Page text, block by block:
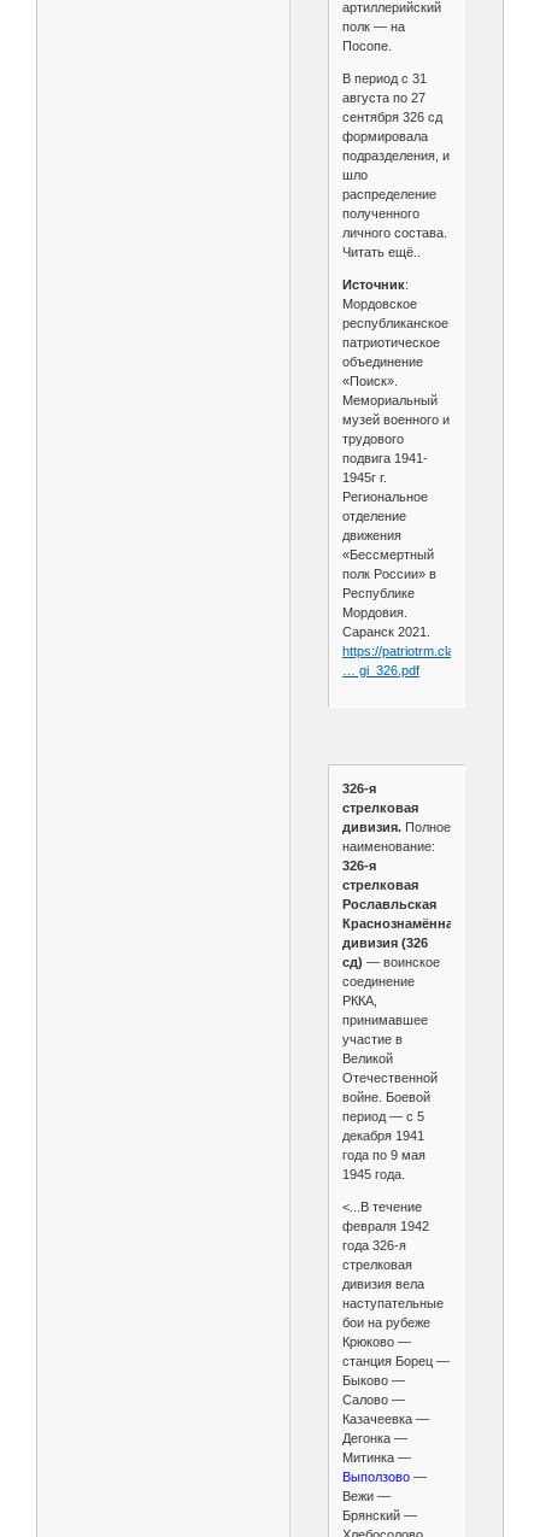
артиллерийский
полк — на
Посопе.
В период с 31
августа по 27
сентября 326 сд
формировала
подразделения, и
шло
распределение
полученного
личного состава.
Читать ещё..
Источник:
Мордовское
республиканское
патриотическое
объединение
«Поиск».
Мемориальный
музей военного и
трудового
подвига 1941-
1945г г.
Региональное
отделение
движения
«Бессмертный
полк России» в
Республике
Мордовия.
Саранск 2021.
https://patriotrm.clan.su/muzei/
… gi_326.pdf
326-я
стрелковая
дивизия.Полное
наименование:
326-я
стрелковая
Рославльская
Краснознамённая
дивизия (326
сд) — воинское
соединение
РККА,
принимавшее
участие в
Великой
Отечественной
войне. Боевой
период — с 5
декабря 1941
года по 9 мая
1945 года.
<...В течение
февраля 1942
года 326-я
стрелковая
дивизия вела
наступательные
бои на рубеже
Крюково —
станция Борец —
Быково —
Салово —
Казачеевка —
Дегонка —
Митинка —
Выползово—
Вежи —
Брянский —